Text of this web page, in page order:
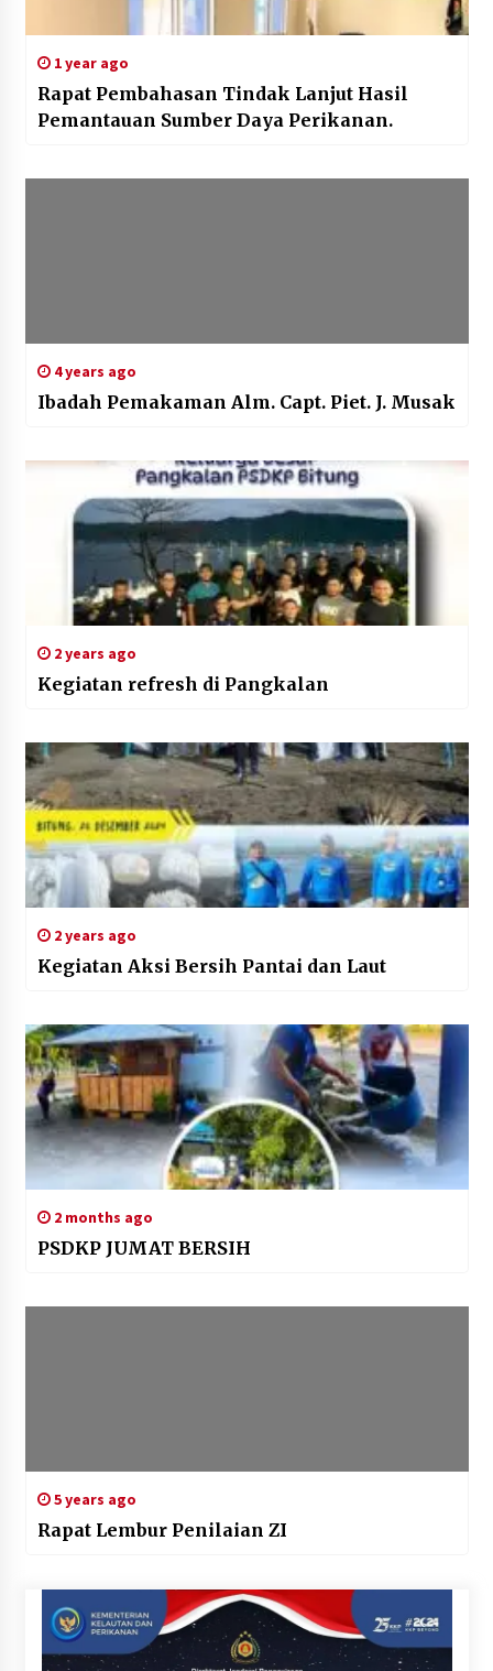
1 year ago
Rapat Pembahasan Tindak Lanjut Hasil
Pemantauan Sumber Daya Perikanan.
4 years ago
Ibadah Pemakaman Alm. Capt. Piet. J. Musak
2 years ago
Kegiatan refresh di Pangkalan
2 years ago
Kegiatan Aksi Bersih Pantai dan Laut
2 months ago
PSDKP JUMAT BERSIH
5 years ago
Rapat Lembur Penilaian ZI